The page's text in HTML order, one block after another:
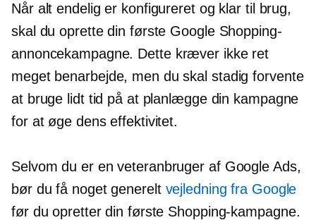
Når alt endelig er konfigureret og klar til brug,
skal du oprette din første Google Shopping-
annoncekampagne. Dette kræver ikke ret
meget benarbejde, men du skal stadig forvente
at bruge lidt tid på at planlægge din kampagne
for at øge dens effektivitet.
Selvom du er en veteranbruger af Google Ads,
bør du få noget generelt vejledning fra Google
før du opretter din første Shopping-kampagne.